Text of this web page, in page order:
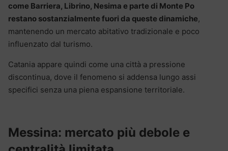
come Barriera, Librino, Nesima e parte di Monte Po
restano sostanzialmente fuori da queste dinamiche,
mantenendo un mercato abitativo tradizionale e poco
influenzato dal turismo.
Catania appare quindi come una città a pressione
discontinua, dove il fenomeno si addensa lungo assi
specifici senza una piena espansione territoriale.
Messina: mercato più debole e